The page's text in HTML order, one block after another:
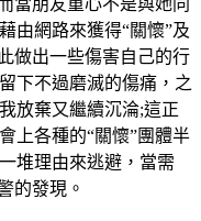
由網路來獲得“關懷”及
做出一些傷害自己的行
下不過磨滅的傷痛，之
放棄又繼續沉淪;這正
上各種的“關懷”團體半
堆理由來逃避，當需
的發現。